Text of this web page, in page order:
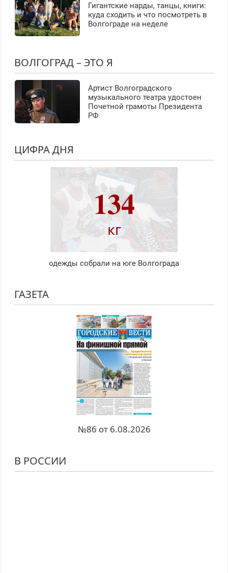
Гигантские нарды, танцы, книги:
куда сходить и что посмотреть в
Волгограде на неделе
ВОЛГОГРАД – ЭТО Я
Артист Волгоградского
музыкального театра удостоен
Почетной грамоты Президента
РФ
ЦИФРА ДНЯ
134
кг
одежды собрали на юге Волгограда
ГАЗЕТА
№86 от 6.08.2026
В РОССИИ